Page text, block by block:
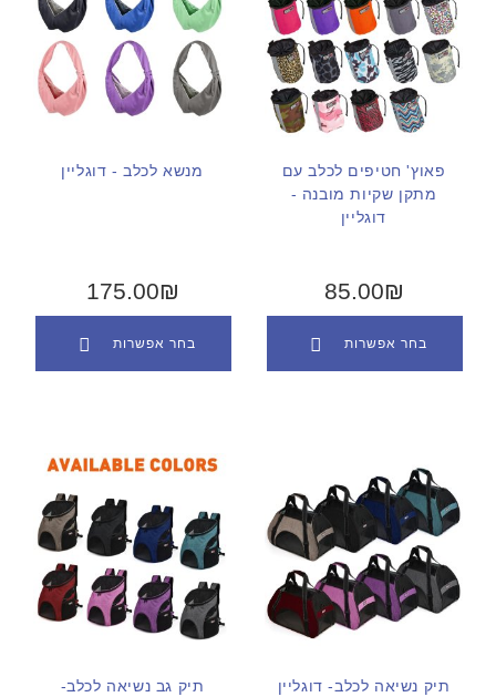
מנשא לכלב - דוגליין
175.00₪
בחר אפשרות
פאוץ' חטיפים לכלב עם
מתקן שקיות מובנה -
דוגליין
85.00₪
בחר אפשרות
תיק גב נשיאה לכלב-
תיק נשיאה לכלב- דוגליין